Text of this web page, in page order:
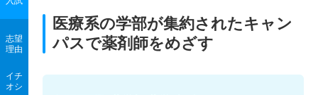
志望
理由
イチ
オシ
医療系の学部が集約されたキャン
パスで薬剤師をめざす